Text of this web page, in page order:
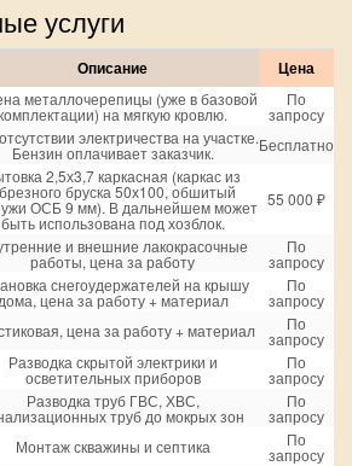
услуги
Описание
Цена
металлочерепицы (уже в базовой
на мягкую кровлю.
По
запросу
электричества на участке.
Бензин оплачивает заказчик. Бесплатно
2,5х3,7 каркасная (каркас из
бруска 50х100, обшитый
ОСБ 9 мм). В дальнейшем может
быть использована под хозблок.
55 000 ₽
и внешние лакокрасочные
работы, цена за работу
По
запросу
снегоудержателей на крышу
дома, цена за работу + материал
По
запросу
цена за работу + материал По
запросу
Разводка скрытой электрики и
осветительных приборов
По
запросу
Разводка труб ГВС, ХВС,
труб до мокрых зон
По
запросу
Монтаж скважины и септика По
запросу